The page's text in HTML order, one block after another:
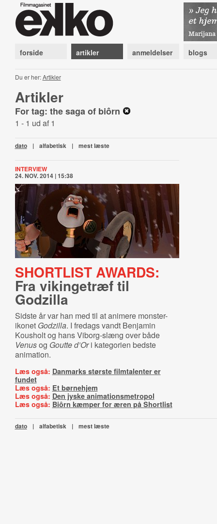
forside artikler anmeldelser blogs
Du er her:Artikler
Artikler
For tag: the saga of biôrn
1 - 1 ud af 1
dato | alfabetisk | mest læste
INTERVIEW
24. NOV. 2014 | 15:38
SHORTLIST AWARDS:
Fra vikingetræf til
Godzilla
Sidste år var han med til at animere monster-
ikonet Godzilla. I fredags vandt Benjamin
Kousholt og hans Viborg-slæng over både
Venusog Goutte d’Ori kategorien bedste
animation.
Læs også: Danmarks største filmtalenter er
fundet
Læs også: Et børnehjem
Læs også: Den jyske animationsmetropol
Læs også: Biôrn kæmper for æren på Shortlist
dato | alfabetisk | mest læste